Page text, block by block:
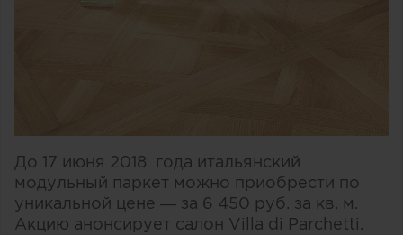
До 17 июня 2018 года итальянский
модульный паркет можно приобрести по
уникальной цене — за 6 450 руб. за кв. м.
Акцию анонсирует салон Villa di Parchetti.